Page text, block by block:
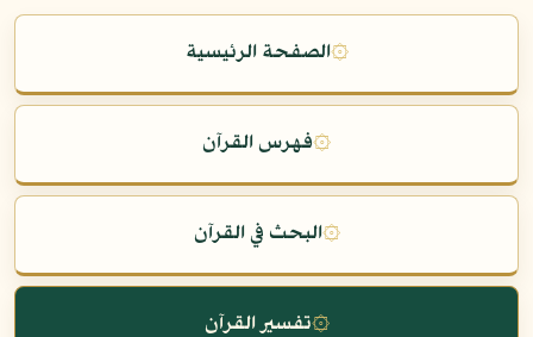
۞الصفحة الرئيسية
۞فهرس القرآن
۞البحث في القرآن
۞تفسير القرآن